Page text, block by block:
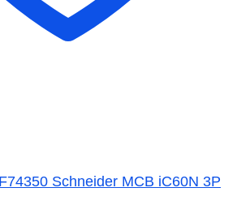
Schneider MCB iC60N 3P